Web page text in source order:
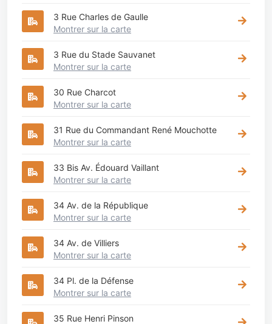
3 Rue Charles de Gaulle
Montrer sur la carte
3 Rue du Stade Sauvanet
Montrer sur la carte
30 Rue Charcot
Montrer sur la carte
31 Rue du Commandant René Mouchotte
Montrer sur la carte
33 Bis Av. Édouard Vaillant
Montrer sur la carte
34 Av. de la République
Montrer sur la carte
34 Av. de Villiers
Montrer sur la carte
34 Pl. de la Défense
Montrer sur la carte
35 Rue Henri Pinson